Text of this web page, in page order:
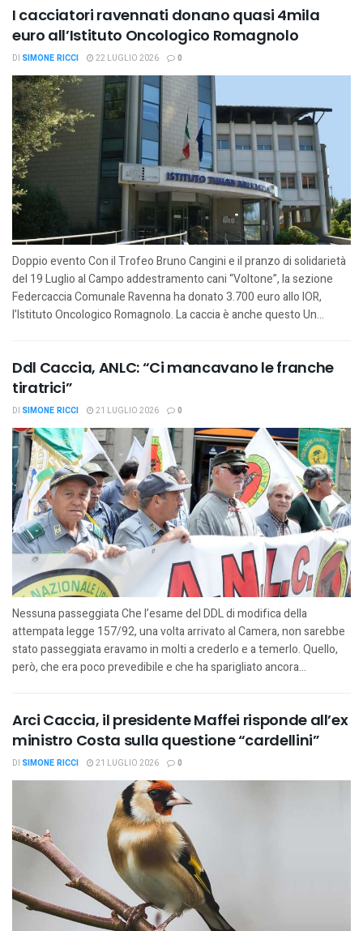
I cacciatori ravennati donano quasi 4mila
euro all’Istituto Oncologico Romagnolo
DI SIMONE RICCI 22 LUGLIO 2026 0
Doppio evento Con il Trofeo Bruno Cangini e il pranzo di solidarietà
del 19 Luglio al Campo addestramento cani “Voltone”, la sezione
Federcaccia Comunale Ravenna ha donato 3.700 euro allo IOR,
l’Istituto Oncologico Romagnolo. La caccia è anche questo Un...
Ddl Caccia, ANLC: “Ci mancavano le franche
tiratrici”
DI SIMONE RICCI 21 LUGLIO 2026 0
Nessuna passeggiata Che l’esame del DDL di modifica della
attempata legge 157/92, una volta arrivato al Camera, non sarebbe
stato passeggiata eravamo in molti a crederlo e a temerlo. Quello,
però, che era poco prevedibile e che ha sparigliato ancora...
Arci Caccia, il presidente Maffei risponde all’ex
ministro Costa sulla questione “cardellini”
DI SIMONE RICCI 21 LUGLIO 2026 0